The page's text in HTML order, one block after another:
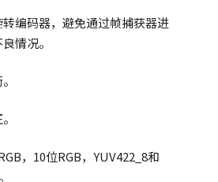
编码器，避免通过帧捕获器进
情况。
，10位RGB，YUV422_8和